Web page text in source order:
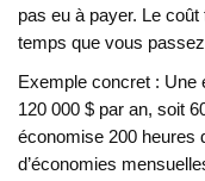
pas eu à payer. Le coût
temps que vous
Exemple concret : Une
120 000 $ par an, soit
économise 200 heures
d’économies